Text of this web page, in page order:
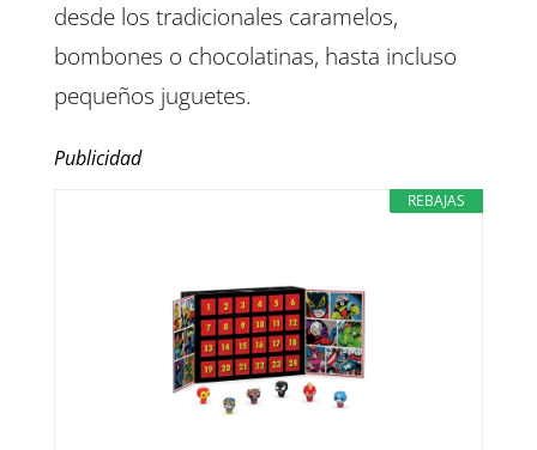
desde los tradicionales caramelos,
bombones o chocolatinas, hasta incluso
pequeños juguetes.
Publicidad
REBAJAS